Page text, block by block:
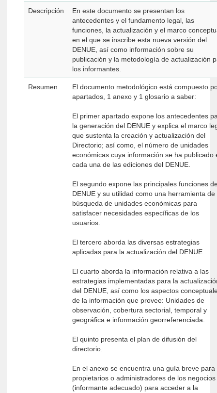
Descripción
En este documento se presentan los
antecedentes y el fundamento legal, las
funciones, la actualización y el marco
en el que se inscribe esta nueva versión del
DENUE, así como información sobre su
publicación y la metodología de actualización
los informantes.
Resumen
El documento metodológico está compuesto
apartados, 1 anexo y 1 glosario a saber:
El primer apartado expone los antecedentes
la generación del DENUE y explica el marco
que sustenta la creación y actualización del
Directorio; así como, el número de unidades
económicas cuya información se ha publicado
cada una de las ediciones del DENUE.
El segundo expone las principales funciones
DENUE y su utilidad como una herramienta de
búsqueda de unidades económicas para
satisfacer necesidades específicas de los
usuarios.
El tercero aborda las diversas estrategias
aplicadas para la actualización del DENUE.
El cuarto aborda la información relativa a las
estrategias implementadas para la
del DENUE, así como los aspectos
de la información que provee: Unidades de
observación, cobertura sectorial, temporal y
geográfica e información georreferenciada.
El quinto presenta el plan de difusión del
directorio.
En el anexo se encuentra una guía breve para
propietarios o administradores de los negocios
(informante adecuado) para acceder a la